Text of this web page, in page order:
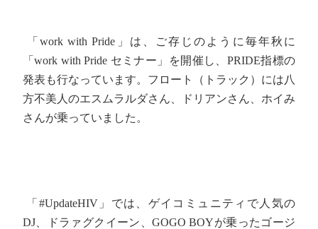
「work with Pride」は、ご存じのように毎年秋に
「work with Pride セミナー」を開催し、PRIDE指標の
発表も行なっています。フロート（トラック）には八
方不美人のエスムラルダさん、ドリアンさん、ホイみ
さんが乗っていました。
「#UpdateHIV」では、ゲイコミュニティで人気の
DJ、ドラァグクイーン、GOGO BOYが乗ったゴージ